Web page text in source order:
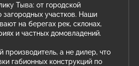
Тыва: от городской
участков. Наши
на берегах рек, склонах,
и частных домовладений.
а не дилер, что
габионных конструкций по